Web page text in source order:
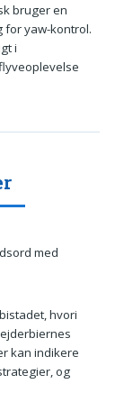
bruger en
for yaw-kontrol.
i
med
hvori
kan indikere
og